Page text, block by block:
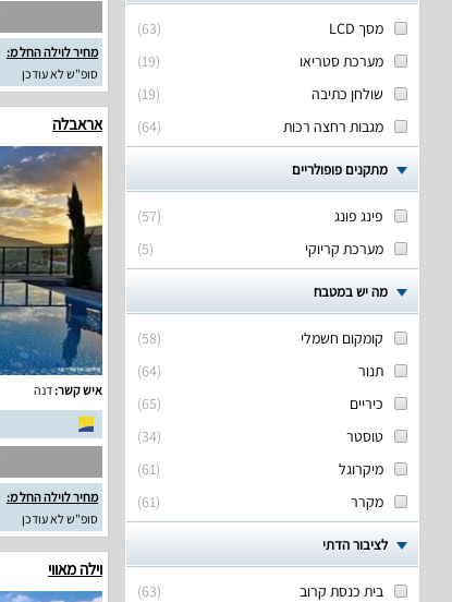
(
63
)
מסך LCD
(
19
)
מערכת סטריאו
(
19
)
שולחן כתיבה
(
64
) מגבות רחצה רכות
מתקנים פופולריים
(
57
)
פינג פונג
(
5
) מערכת קריוקי
מה יש במטבח
(
58
)
קומקום חשמלי
(
64
)
תנור
(
65
)
כיריים
(
34
)
טוסטר
(
61
)
מיקרוגל
(
61
) מקרר
לציבור הדתי
(
63
)
בית כנסת קרוב
מחיר לוילה החל מ:
סופ"ש לא עודכן
אראבלה
איש קשר:דנה
מחיר לוילה החל מ:
סופ"ש לא עודכן
וילה מאווי